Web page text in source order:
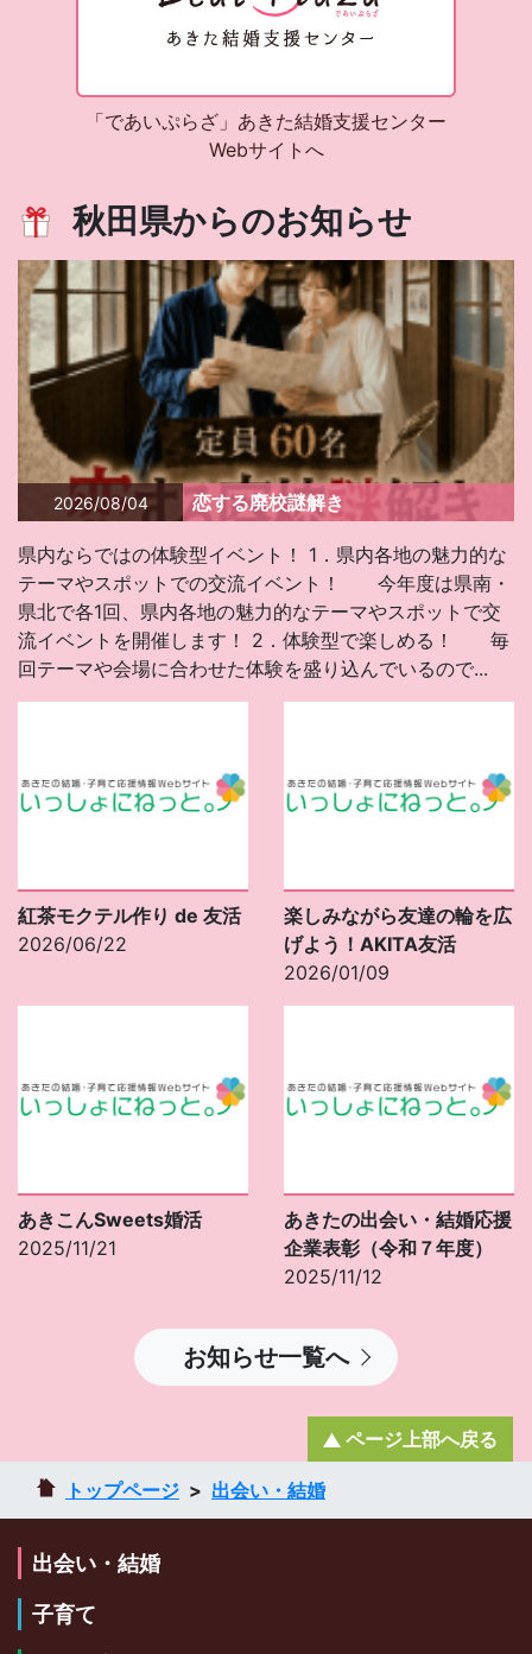
「であいぷらざ」あきた結婚支援センター
Webサイトへ
秋田県からのお知らせ
恋する廃校謎解き
2026/08/04
県内ならではの体験型イベント！ 1．県内各地の魅力的な
テーマやスポットでの交流イベント！ 今年度は県南・
県北で各1回、県内各地の魅力的なテーマやスポットで交
流イベントを開催します！ 2．体験型で楽しめる！ 毎
回テーマや会場に合わせた体験を盛り込んでいるので...
紅茶モクテル作り de 友活
2026/06/22
楽しみながら友達の輪を広
げよう！AKITA友活
2026/01/09
あきこんSweets婚活
2025/11/21
あきたの出会い・結婚応援
企業表彰（令和７年度）
2025/11/12
お知らせ一覧へ
トップページ 出会い・結婚
ページ上部へ戻る
出会い・結婚
子育て